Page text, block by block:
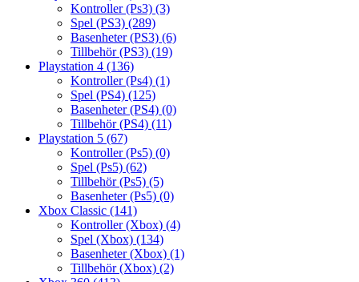
Kontroller (Ps3) (3)
Spel (PS3) (289)
Basenheter (PS3) (6)
Tillbehör (PS3) (19)
Playstation 4 (136)
Kontroller (Ps4) (1)
Spel (PS4) (125)
Basenheter (PS4) (0)
Tillbehör (PS4) (11)
Playstation 5 (67)
Kontroller (Ps5) (0)
Spel (Ps5) (62)
Tillbehör (Ps5) (5)
Basenheter (Ps5) (0)
Xbox Classic (141)
Kontroller (Xbox) (4)
Spel (Xbox) (134)
Basenheter (Xbox) (1)
Tillbehör (Xbox) (2)